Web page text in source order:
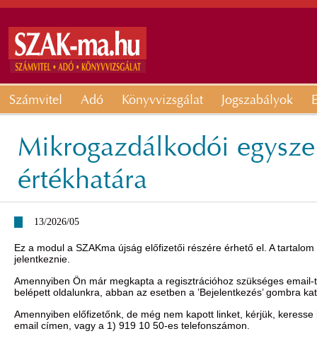
Számvitel Adó Könyvvizsgálat Jogszabályok
Mikrogazdálkodói
értékhatára
13/2026/05
Ez a modul a SZAKma újság előfizetői részére érhető el. A
jelentkeznie.
Amennyiben Ön már megkapta a regisztrációhoz szükséges
belépett oldalunkra, abban az esetben a ’Bejelentkezés’ gombra
Amennyiben előfizetőnk, de még nem kapott linket, kérjük,
email címen, vagy a 1) 919 10 50-es telefonszámon.